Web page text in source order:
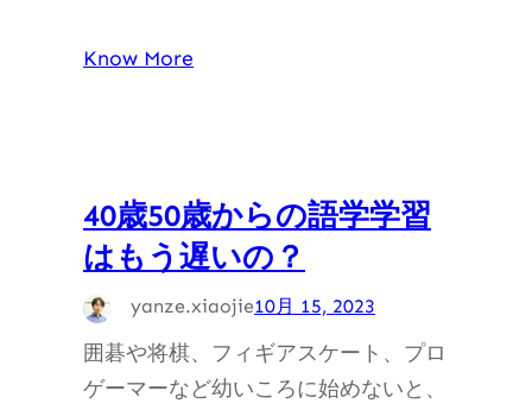
Know More
40歳50歳からの語学学習
はもう遅いの？
yanze.xiaojie10月 15, 2023
囲碁や将棋、フィギアスケート、プロ
ゲーマーなど幼いころに始めないと、